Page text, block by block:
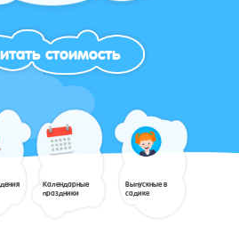
стоимость
Календарные
праздники
Выпускные в
садике